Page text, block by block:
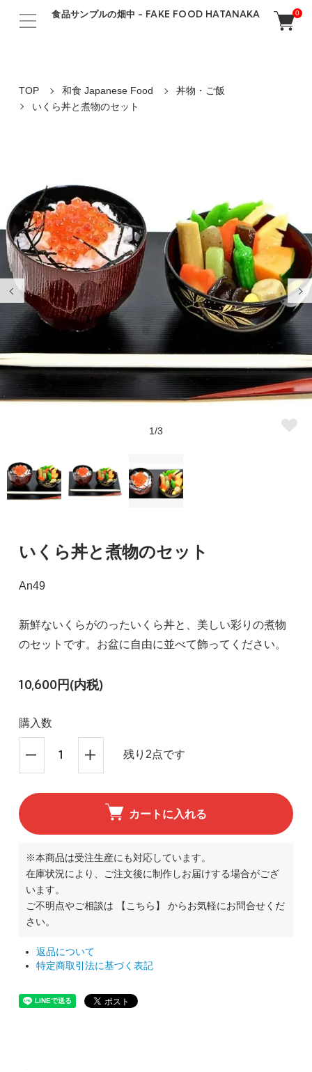
食品サンプルの畑中 - FAKE FOOD HATANAKA 0
TOP 和食 Japanese Food
丼物・ご飯
いくら丼と煮物のセット
1/3
いくら丼と煮物のセット
An49
新鮮ないくらがのったいくら丼と、美しい彩りの煮物
のセットです。お盆に自由に並べて飾ってください。
10,600円(内税)
購入数
残り2点です
カートに入れる
※本商品は受注生産にも対応しています。
在庫状況により、ご注文後に制作しお届けする場合がござ
います。
ご不明点やご相談は
【こちら】
からお気軽にお問合せくだ
さい。
返品について
特定商取引法に基づく表記